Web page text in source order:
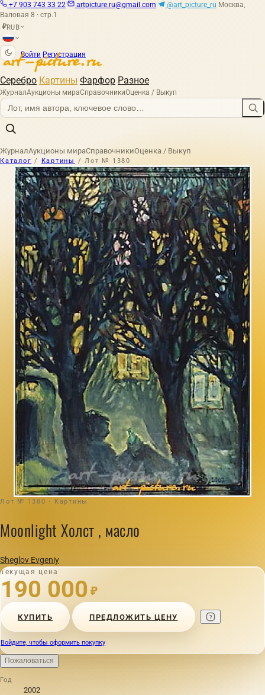
+7 903 743 33 22 artpicture.ru@gmail.com @art_picture_ru Москва,
Валовая 8 · стр.1
₽RUB
Войти Регистрация
Серебро Картины Фарфор Разное
ЖурналАукционы мираСправочникиОценка / Выкуп
ЖурналАукционы мираСправочникиОценка / Выкуп
Каталог / Картины / Лот № 1380
Лот № 1380 · Картины
Moonlight Холст , масло
Sheglov Evgeniy
Текущая цена
190 000 ₽
КУПИТЬ ПРЕДЛОЖИТЬ ЦЕНУ
Войдите, чтобы оформить покупку
Пожаловаться
Год
2002